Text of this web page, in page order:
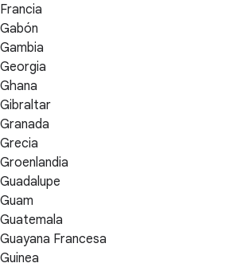
Francia
Gabón
Gambia
Georgia
Ghana
Gibraltar
Granada
Grecia
Groenlandia
Guadalupe
Guam
Guatemala
Guayana Francesa
Guinea